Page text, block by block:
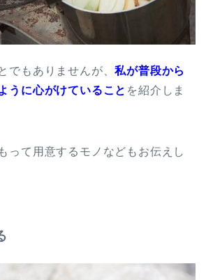
でもありませんが、私が普段から
うに心がけていること を紹介しま
って用意するモノなどもお伝えし